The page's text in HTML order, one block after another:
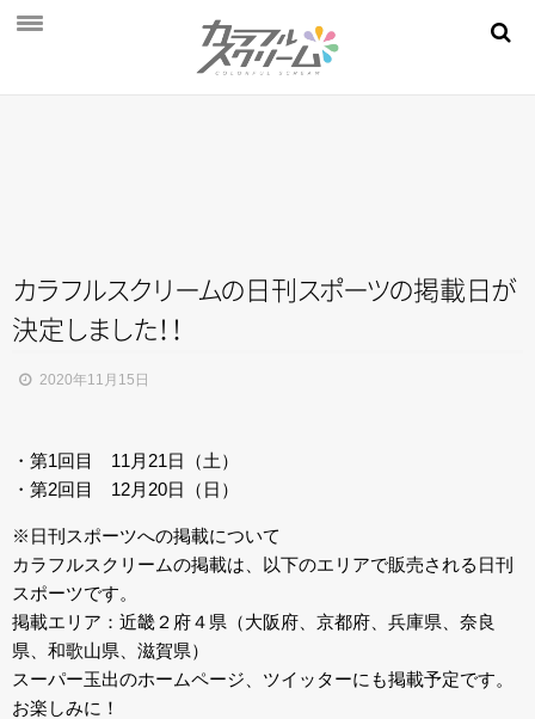
MOVIE
AUDITION
STORE
カラフルスク リ ームの 日 刊 スポーツの掲載 日 が
決定 しま した！！
2020年11月15日
・第1回目 11月21日（土）
・第2回目 12月20日（日）
※日刊スポーツへの掲載について
カラフルスクリームの掲載は、以下のエリアで販売される日刊
スポーツです。
掲載エリア：近畿２府４県（大阪府、京都府、兵庫県、奈良
県、和歌山県、滋賀県）
スーパー玉出のホームページ、ツイッターにも掲載予定です。
お楽しみに！